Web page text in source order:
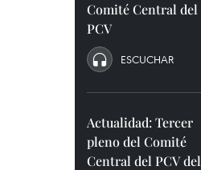
Comité Central del
PCV
ESCUCHAR
Actualidad: Tercer
pleno del Comité
Central del PCV del